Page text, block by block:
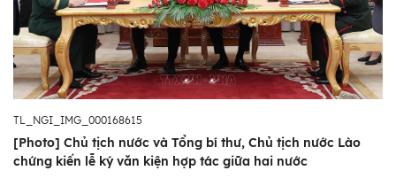
TL_NGI_IMG_000168615
[Photo] Chủ tịch nước và Tổng bí thư, Chủ tịch nước Lào
chứng kiến lễ ký văn kiện hợp tác giữa hai nước